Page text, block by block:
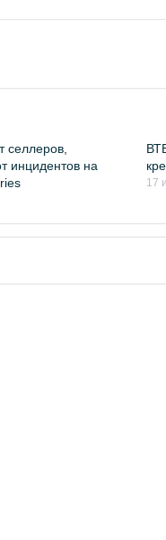
селлеров,
инцидентов на
17